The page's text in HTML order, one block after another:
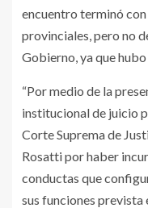
encuentro terminó
provinciales, pero no
Gobierno, ya que
“Por medio de la
institucional de juicio
Corte Suprema de
Rosatti por haber
conductas que
sus funciones prevista